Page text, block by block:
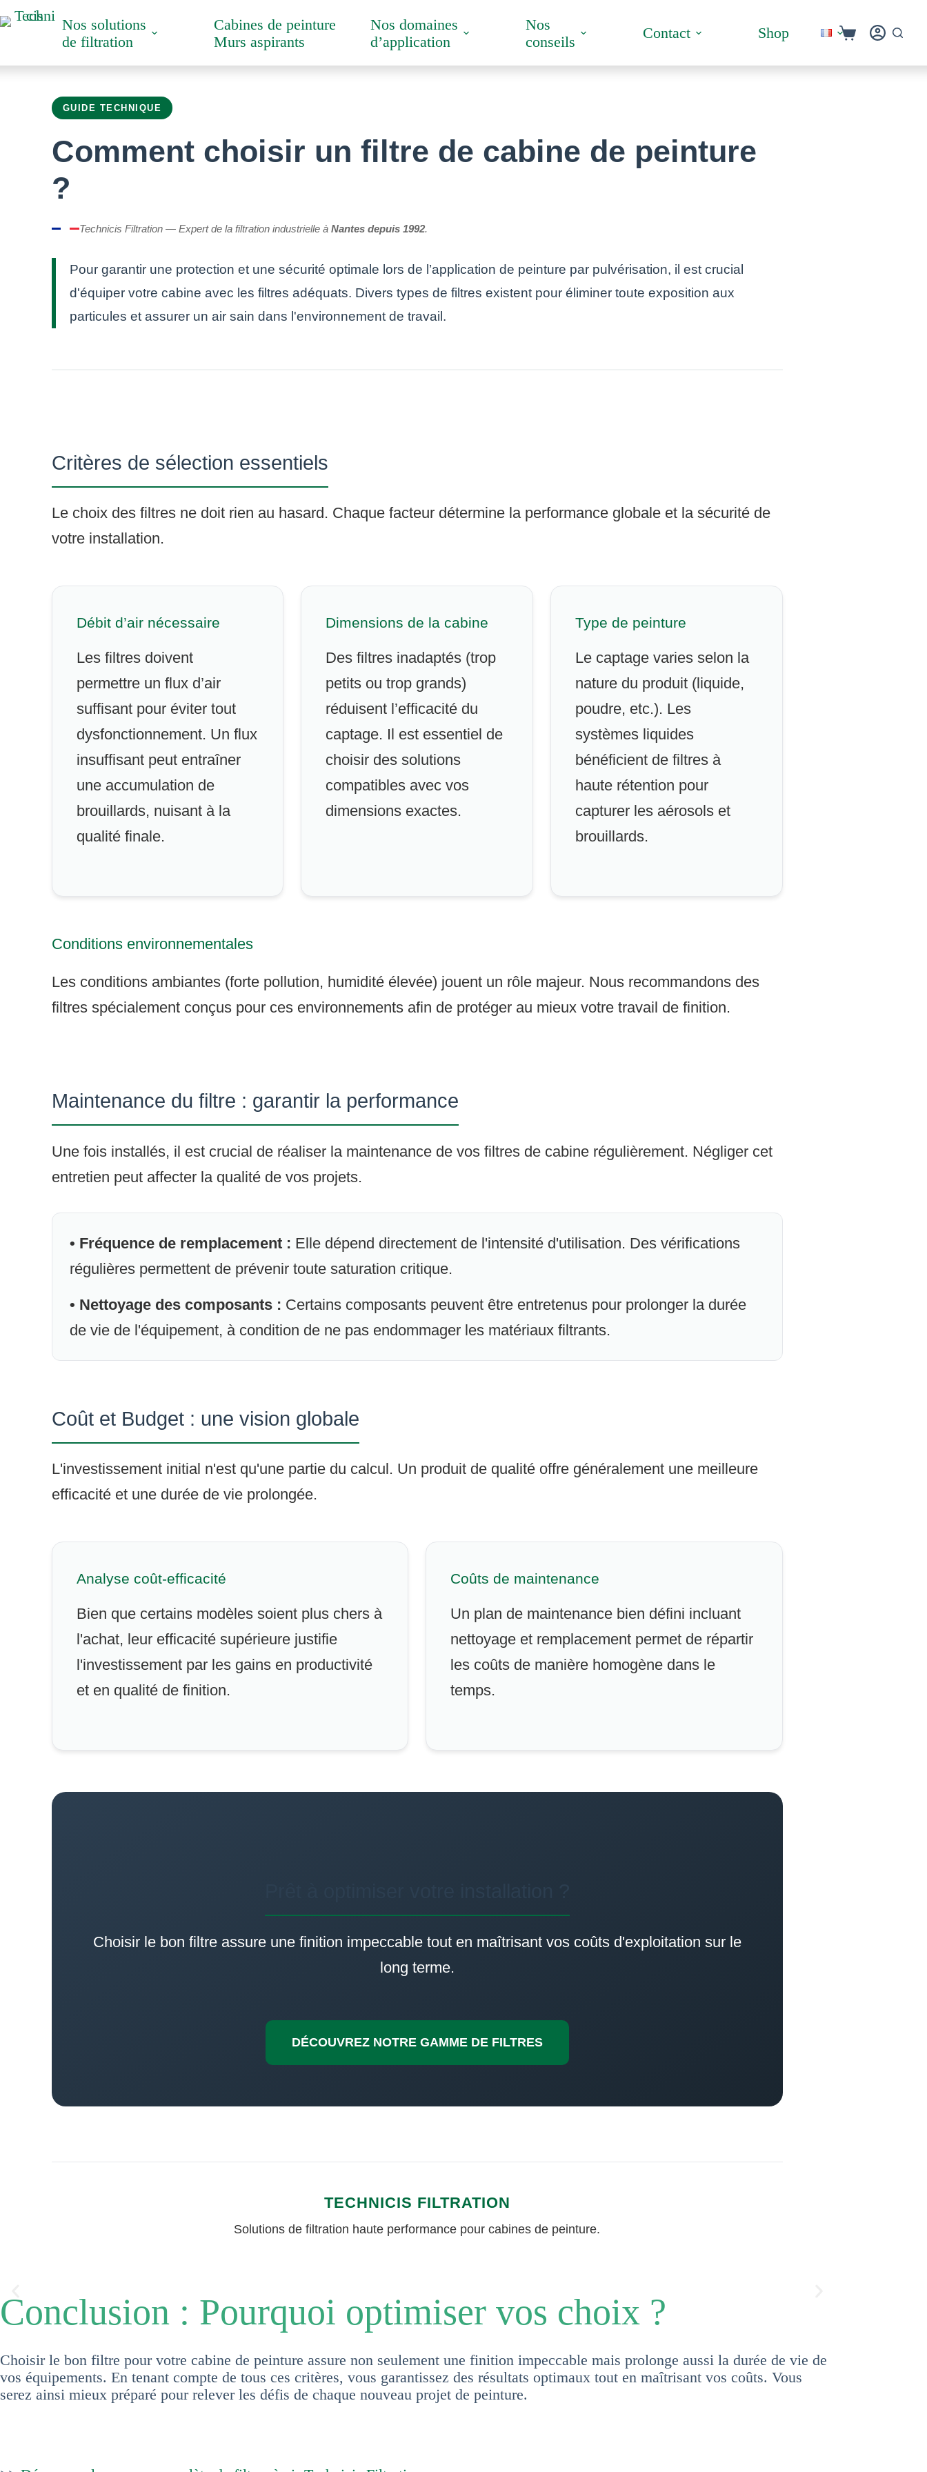
Passer
au
Nos solutions
de filtration
Cabines de peinture
Murs aspirants
Nos domaines
d’application
Nos
conseils
Contact Shop
Panier
GUIDE TECHNIQUE
Comment choisir un filtre de cabine de peinture
?
Technicis Filtration — Expert de la filtration industrielle à Nantes depuis 1992.
Pour garantir une protection et une sécurité optimale lors de l’application de peinture par pulvérisation, il est crucial
d'équiper votre cabine avec les filtres adéquats. Divers types de filtres existent pour éliminer toute exposition aux
particules et assurer un air sain dans l'environnement de travail.
Critères de sélection essentiels
Le choix des filtres ne doit rien au hasard. Chaque facteur détermine la performance globale et la sécurité de
votre installation.
Débit d’air nécessaire
Les filtres doivent
permettre un flux d’air
suffisant pour éviter tout
dysfonctionnement. Un flux
insuffisant peut entraîner
une accumulation de
brouillards, nuisant à la
qualité finale.
Dimensions de la cabine
Des filtres inadaptés (trop
petits ou trop grands)
réduisent l’efficacité du
captage. Il est essentiel de
choisir des solutions
compatibles avec vos
dimensions exactes.
Type de peinture
Le captage varies selon la
nature du produit (liquide,
poudre, etc.). Les
systèmes liquides
bénéficient de filtres à
haute rétention pour
capturer les aérosols et
brouillards.
Conditions environnementales
Les conditions ambiantes (forte pollution, humidité élevée) jouent un rôle majeur. Nous recommandons des
filtres spécialement conçus pour ces environnements afin de protéger au mieux votre travail de finition.
Maintenance du filtre : garantir la performance
Une fois installés, il est crucial de réaliser la maintenance de vos filtres de cabine régulièrement. Négliger cet
entretien peut affecter la qualité de vos projets.
• Fréquence de remplacement : Elle dépend directement de l'intensité d'utilisation. Des vérifications
régulières permettent de prévenir toute saturation critique.
• Nettoyage des composants : Certains composants peuvent être entretenus pour prolonger la durée
de vie de l'équipement, à condition de ne pas endommager les matériaux filtrants.
Coût et Budget : une vision globale
L'investissement initial n'est qu'une partie du calcul. Un produit de qualité offre généralement une meilleure
efficacité et une durée de vie prolongée.
Analyse coût-efficacité
Bien que certains modèles soient plus chers à
l'achat, leur efficacité supérieure justifie
l'investissement par les gains en productivité
et en qualité de finition.
Coûts de maintenance
Un plan de maintenance bien défini incluant
nettoyage et remplacement permet de répartir
les coûts de manière homogène dans le
temps.
Choisir le bon filtre assure une finition impeccable tout en maîtrisant vos coûts d'exploitation sur le
long terme.
DÉCOUVREZ NOTRE GAMME DE FILTRES
TECHNICIS FILTRATION
Solutions de filtration haute performance pour cabines de peinture.
Conclusion : Pourquoi optimiser vos choix ?
Choisir le bon filtre pour votre cabine de peinture assure non seulement une finition impeccable mais prolonge aussi la durée de vie de
vos équipements. En tenant compte de tous ces critères, vous garantissez des résultats optimaux tout en maîtrisant vos coûts. Vous
serez ainsi mieux préparé pour relever les défis de chaque nouveau projet de peinture.